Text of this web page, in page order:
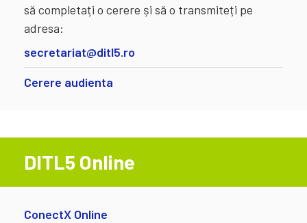
să completați o cerere și să o transmiteți pe
adresa:
secretariat@ditl5.ro
Cerere audienta
DITL5 Online
ConectX Online